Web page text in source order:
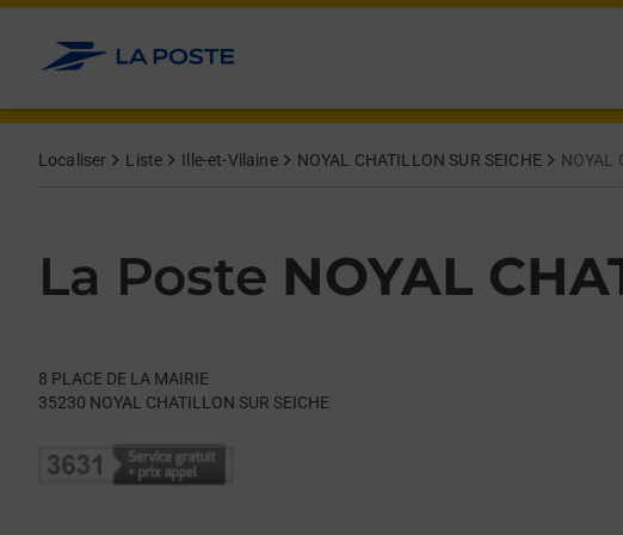
Allez au contenu
Localiser Liste Ille-et-Vilaine NOYAL CHATILLON SUR SEICHE NOYAL
La Poste NOYAL
8 PLACE DE LA MAIRIE
35230 NOYAL CHATILLON SUR SEICHE
Day of the WeekHours
Get directions to La Poste at 8 PLACE DE LA MAIRIE NOYAL CHATILLON
lien s'ouvre dans un nouvel onglet